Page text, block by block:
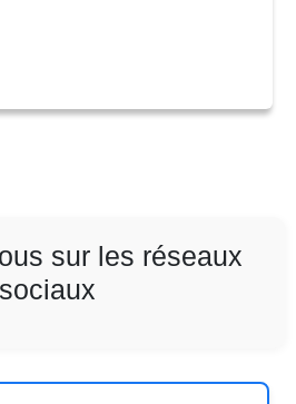
sur les réseaux
sociaux